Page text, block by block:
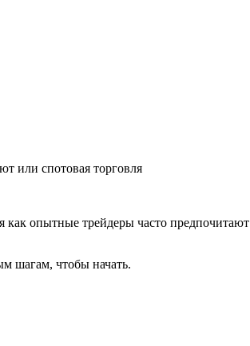
или спотовая торговля
как опытные трейдеры часто предпочитают
шагам, чтобы начать.